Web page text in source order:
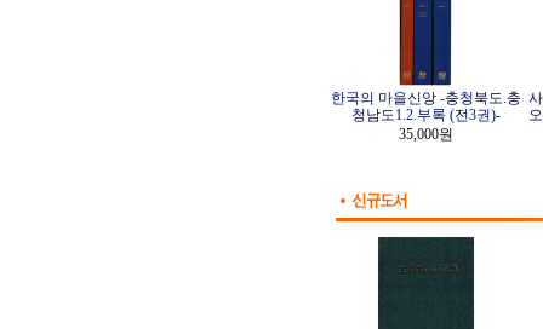
한국의 마을신앙 -충청북도.충
청남도1.2.부록 (전3권)-
35,000원